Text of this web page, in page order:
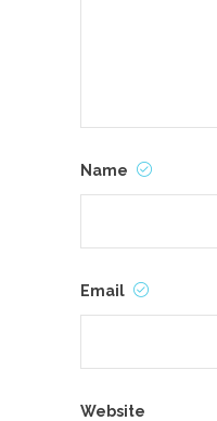
Name
Email
Website